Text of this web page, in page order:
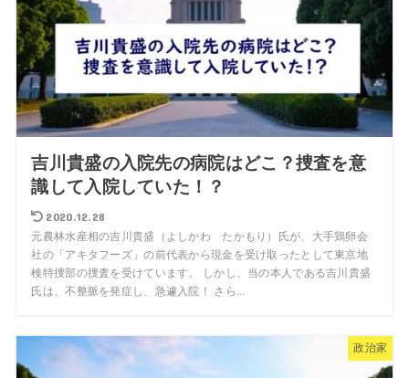
吉川貴盛の入院先の病院はどこ？捜査を意
識して入院していた！？
2020.12.28
元農林水産相の吉川貴盛（よしかわ たかもり）氏が、大手鶏卵会
社の「アキタフーズ」の前代表から現金を受け取ったとして東京地
検特捜部の捜査を受けています。 しかし、当の本人である吉川貴盛
氏は、不整脈を発症し、急遽入院！ さら...
政治家